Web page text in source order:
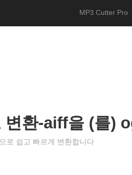
MP3 Cutter Pro
환-aiff을 (를)
로 쉽고 빠르게 변환합니다